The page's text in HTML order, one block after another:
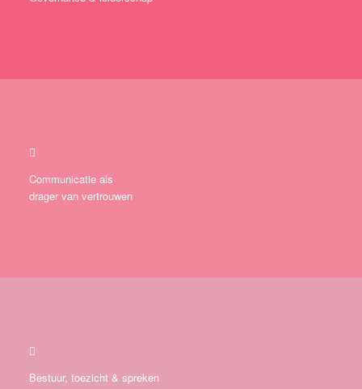
Communicatie als
drager van vertrouwen
Bestuur, toezicht & spreken